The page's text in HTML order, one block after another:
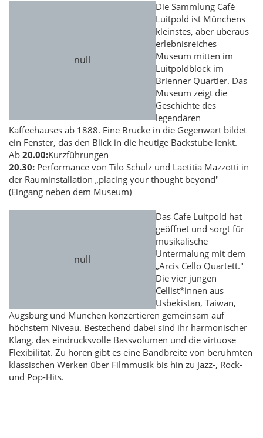
Die Sammlung Café
Luitpold ist Münchens
kleinstes, aber überaus
erlebnisreiches
Museum mitten im
Luitpoldblock im
Brienner Quartier. Das
Museum zeigt die
Geschichte des
legendären
Kaffeehauses ab 1888. Eine Brücke in die Gegenwart bildet
ein Fenster, das den Blick in die heutige Backstube lenkt.
Ab 20.00:Kurzführungen
20.30: Performance von Tilo Schulz und Laetitia Mazzotti in
der Rauminstallation „placing your thought beyond"
(Eingang neben dem Museum)
Das Cafe Luitpold hat
geöffnet und sorgt für
musikalische
Untermalung mit dem
„Arcis Cello Quartett."
Die vier jungen
Cellist*innen aus
Usbekistan, Taiwan,
Augsburg und München konzertieren gemeinsam auf
höchstem Niveau. Bestechend dabei sind ihr harmonischer
Klang, das eindrucksvolle Bassvolumen und die virtuose
Flexibilität. Zu hören gibt es eine Bandbreite von berühmten
klassischen Werken über Filmmusik bis hin zu Jazz-, Rock-
und Pop-Hits.